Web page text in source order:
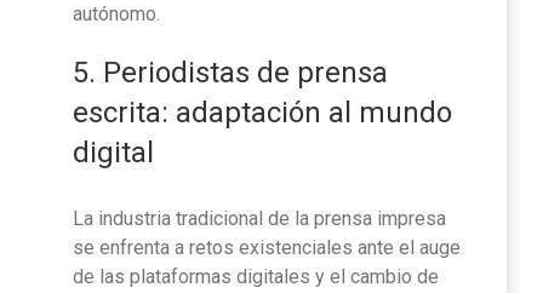
autónomo.
5. Periodistas de prensa
escrita: adaptación al mundo
digital
La industria tradicional de la prensa impresa
se enfrenta a retos existenciales ante el auge
de las plataformas digitales y el cambio de